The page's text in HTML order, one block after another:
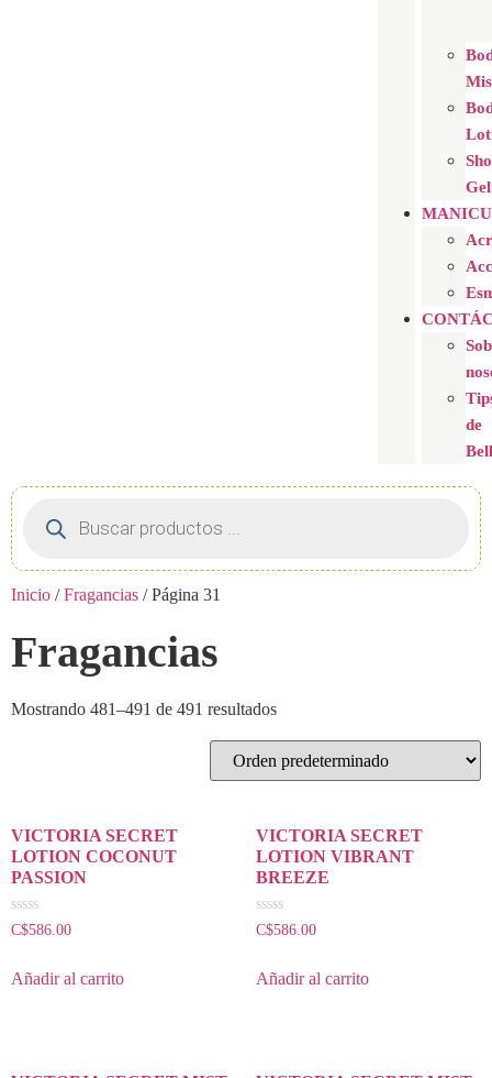
Gel
de
Inicio /Fragancias / Página 31
Fragancias
Mostrando 481–491 de 491 resultados
VICTORIA SECRET
LOTION COCONUT
PASSION
Valorado
con
de
5
C$586.00
Añadir al carrito
VICTORIA SECRET
LOTION VIBRANT
BREEZE
Valorado
con
de
5
C$586.00
Añadir al carrito